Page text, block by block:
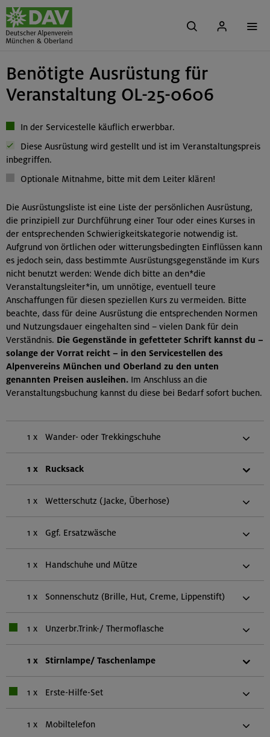
Benötigte Ausrüstung für
Veranstaltung OL-25-0606
In der Servicestelle käuflich erwerbbar.
Diese Ausrüstung wird gestellt und ist im Veranstaltungspreis
inbegriffen.
Optionale Mitnahme, bitte mit dem Leiter klären!
Die Ausrüstungsliste ist eine Liste der persönlichen Ausrüstung,
die prinzipiell zur Durchführung einer Tour oder eines Kurses in
der entsprechenden Schwierigkeitskategorie notwendig ist.
Aufgrund von örtlichen oder witterungsbedingten Einflüssen kann
es jedoch sein, dass bestimmte Ausrüstungsgegenstände im Kurs
nicht benutzt werden: Wende dich bitte an den*die
Veranstaltungsleiter*in, um unnötige, eventuell teure
Anschaffungen für diesen speziellen Kurs zu vermeiden. Bitte
beachte, dass für deine Ausrüstung die entsprechenden Normen
und Nutzungsdauer eingehalten sind – vielen Dank für dein
Verständnis. Die Gegenstände in gefetteter Schrift kannst du –
solange der Vorrat reicht – in den Servicestellen des
Alpenvereins München und Oberland zu den unten
genannten Preisen ausleihen. Im Anschluss an die
Veranstaltungsbuchung kannst du diese bei Bedarf sofort buchen.
1 x Wander- oder Trekkingschuhe
1 x Rucksack
1 x Wetterschutz (Jacke, Überhose)
1 x Ggf. Ersatzwäsche
1 x Handschuhe und Mütze
1 x Sonnenschutz (Brille, Hut, Creme, Lippenstift)
1 x Unzerbr.Trink-/ Thermoflasche
1 x Stirnlampe/ Taschenlampe
1 x Erste-Hilfe-Set
1 x Mobiltelefon